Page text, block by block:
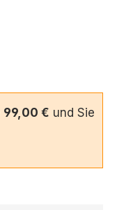
99,00 € und Sie